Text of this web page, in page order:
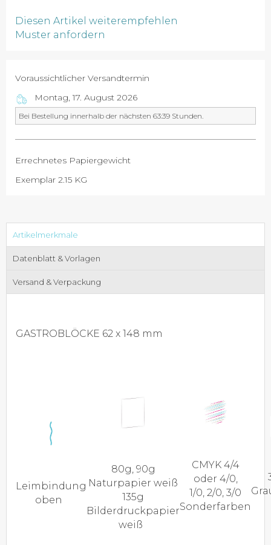
Diesen Artikel weiterempfehlen
Muster anfordern
Voraussichtlicher Versandtermin
Montag, 17. August 2026
Bei Bestellung innerhalb der nächsten 63:39 Stunden.
Errechnetes Papiergewicht
Exemplar 2.15 KG
Artikelmerkmale
Datenblatt & Vorlagen
Versand & Verpackung
GASTROBLÖCKE 62 x 148 mm
Leimbindung
oben
80g, 90g
Naturpapier weiß
135g
Bilderdruckpapier
weiß
CMYK 4/4
oder 4/0,
1/0, 2/0, 3/0
Sonderfarben